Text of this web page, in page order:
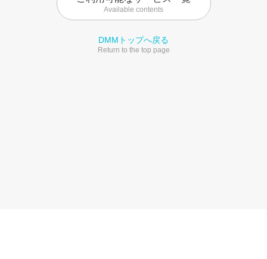
Available contents
DMMトップへ戻る
Return to the top page